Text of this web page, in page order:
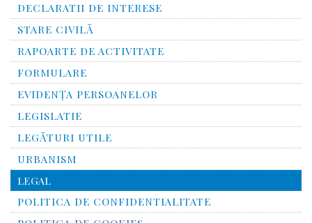
DECLARATII DE INTERESE
STARE CIVILĂ
RAPOARTE DE ACTIVITATE
FORMULARE
EVIDENȚA PERSOANELOR
LEGISLATIE
LEGĂTURI UTILE
URBANISM
LEGAL
POLITICA DE CONFIDENTIALITATE